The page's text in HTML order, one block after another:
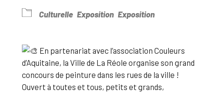
Culturelle Exposition Exposition
En partenariat avec l’association Couleurs
d’Aquitaine, la Ville de La Réole organise son grand
concours de peinture dans les rues de la ville !
Ouvert à toutes et tous, petits et grands,